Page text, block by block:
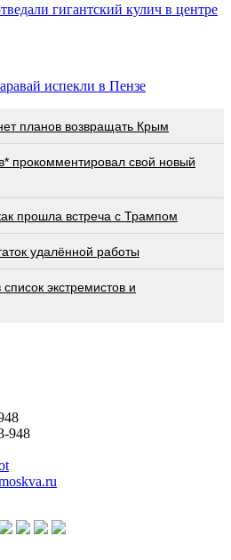
гигантский кулич в центре
испекли в Пензе
планов возвращать Крым
прокомментировал свой новый
прошла встреча с Трампом
удалённой работы
экстремистов и
948